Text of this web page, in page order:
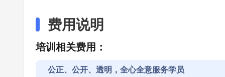
费用说明
培训相关费用：
公正、公开、透明，全心全意服务学员